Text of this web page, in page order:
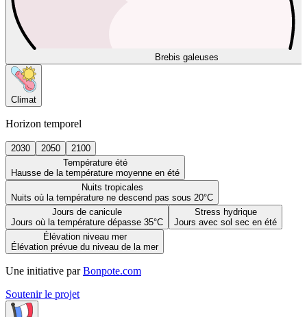
Brebis galeuses
Climat
Horizon temporel
2030 2050
2100
Température été
Hausse de la température moyenne en été
Nuits tropicales
Nuits où la température ne descend pas sous 20°C
Jours de canicule
Jours où la température dépasse 35°C
Stress hydrique
Jours avec sol sec en été
Élévation niveau mer
Élévation prévue du niveau de la mer
Une initiative par Bonpote.com
Soutenir le projet